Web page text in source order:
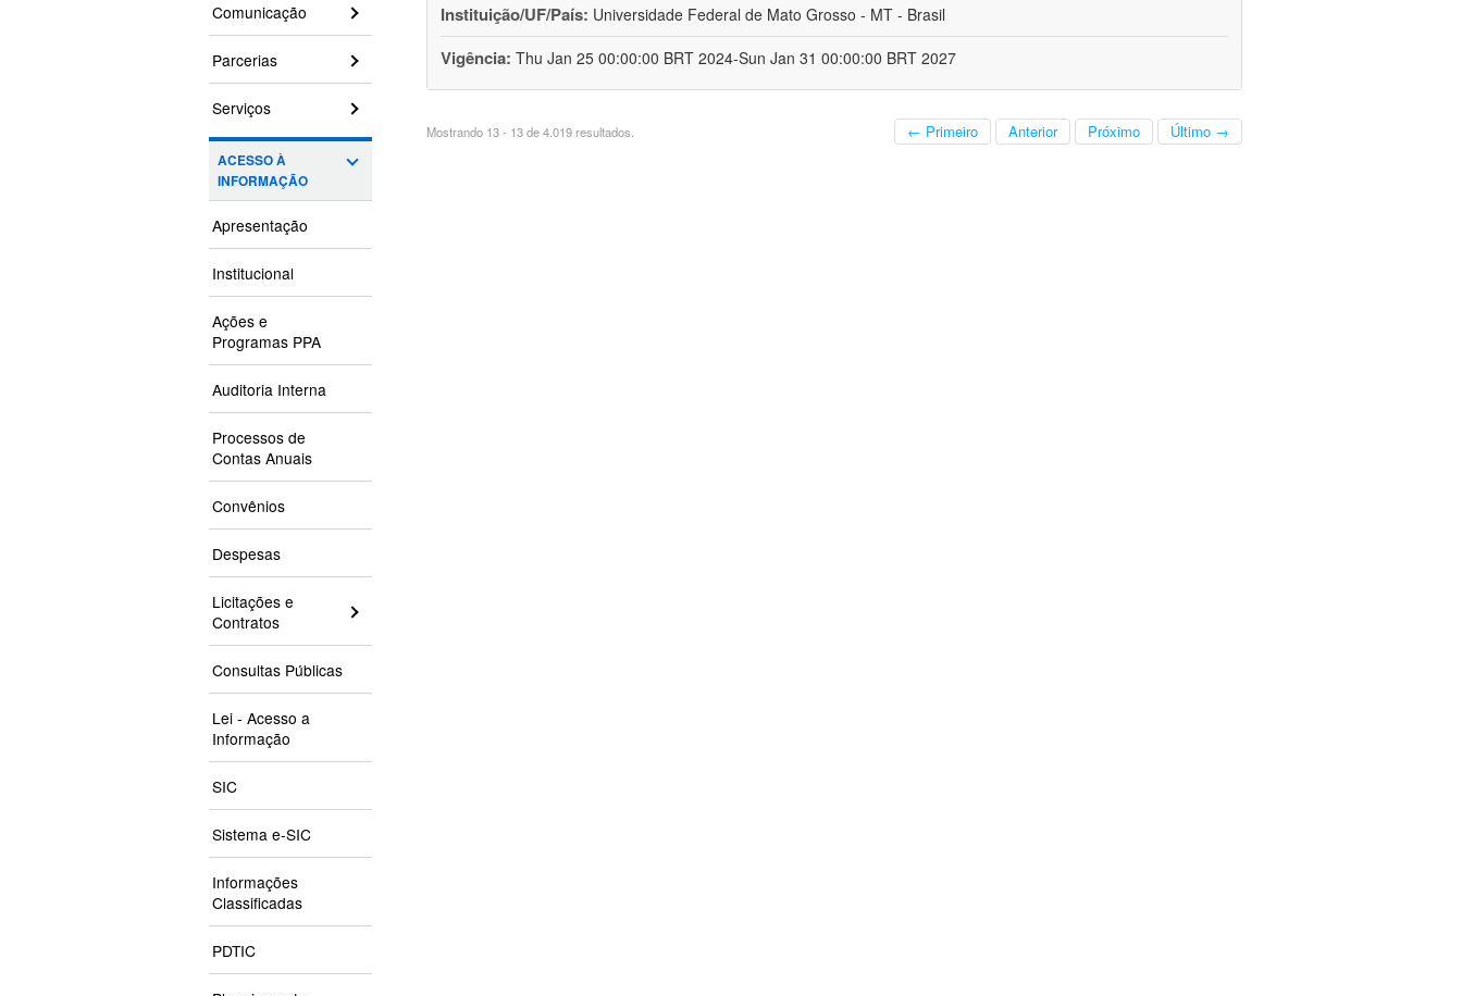
Comunicação
Parcerias
Serviços
ACESSO À
INFORMAÇÃO
Apresentação
Institucional
Ações e
Programas PPA
Auditoria Interna
Processos de
Contas Anuais
Convênios
Despesas
Licitações e
Contratos
Consultas Públicas
Lei - Acesso a
Informação
SIC
Sistema e-SIC
Informações
Classificadas
PDTIC
Instituição/UF/País: Universidade Federal de Mato Grosso - MT - Brasil
Vigência: Thu Jan 25 00:00:00 BRT 2024-Sun Jan 31 00:00:00 BRT 2027
Mostrando 13 - 13 de 4.019 resultados. ← Primeiro Anterior Próximo Último →